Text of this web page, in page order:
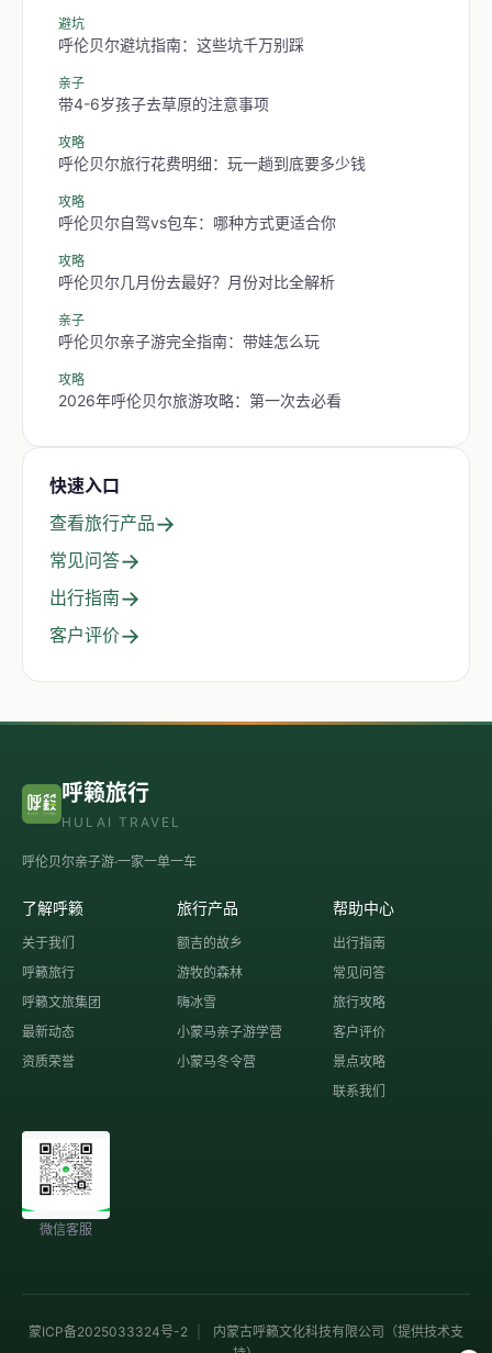
避坑
呼伦贝尔避坑指南：这些坑千万别踩
亲子
带4-6岁孩子去草原的注意事项
攻略
呼伦贝尔旅行花费明细：玩一趟到底要多少钱
攻略
呼伦贝尔自驾vs包车：哪种方式更适合你
攻略
呼伦贝尔几月份去最好？月份对比全解析
亲子
呼伦贝尔亲子游完全指南：带娃怎么玩
攻略
2026年呼伦贝尔旅游攻略：第一次去必看
快速入口
查看旅行产品→
常见问答→
出行指南→
客户评价→
呼籁旅行
HULAI TRAVEL
呼伦贝尔亲子游·一家一单一车
了解呼籁
关于我们
呼籁旅行
呼籁文旅集团
最新动态
资质荣誉
旅行产品
额吉的故乡
游牧的森林
嗨冰雪
小蒙马亲子游学营
小蒙马冬令营
帮助中心
出行指南
常见问答
旅行攻略
客户评价
景点攻略
联系我们
微信客服
蒙ICP备2025033324号-2
内蒙古呼籁文化科技有限公司（提供技术支